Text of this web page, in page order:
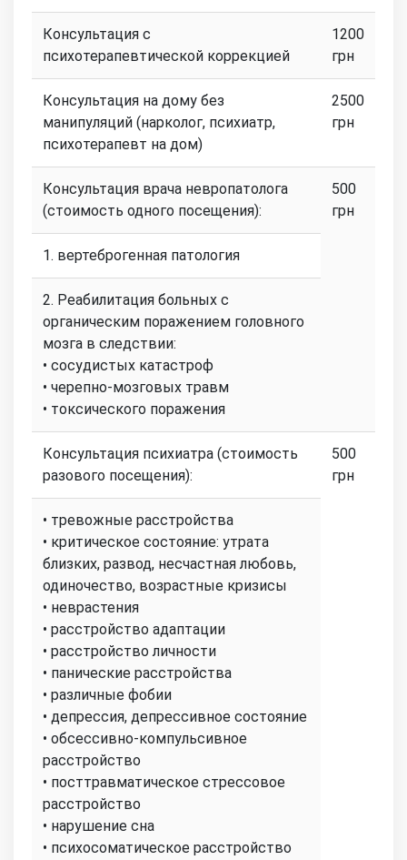
Консультация с
психотерапевтической коррекцией
1200
грн
Консультация на дому без
манипуляций (нарколог, психиатр,
психотерапевт на дом)
2500
грн
Консультация врача невропатолога
(стоимость одного посещения):
500
грн
1. вертеброгенная патология
2. Реабилитация больных с
органическим поражением головного
мозга в следствии:
• сосудистых катастроф
• черепно-мозговых травм
• токсического поражения
Консультация психиатра (стоимость
разового посещения):
500
грн
• тревожные расстройства
• критическое состояние: утрата
близких, развод, несчастная любовь,
одиночество, возрастные кризисы
• неврастения
• расстройство адаптации
• расстройство личности
• панические расстройства
• различные фобии
• депрессия, депрессивное состояние
• обсессивно-компульсивное
расстройство
• посттравматическое стрессовое
расстройство
• нарушение сна
• психосоматическое расстройство